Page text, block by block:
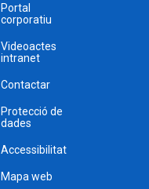
Portal
corporatiu
Videoactes
intranet
Contactar
Protecció de
dades
Accessibilitat
Mapa web